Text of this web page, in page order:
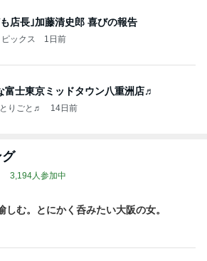
も店長｣加藤清史郎 喜びの報告
ックス 1日前
富士東京ミッドタウン八重洲店♬
りごと♬ 14日前
3,194人参加中
しむ。とにかく呑みたい大阪の女。